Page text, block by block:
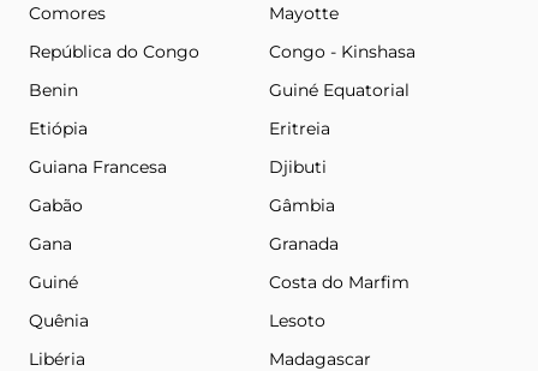
Comores
Mayotte
República do Congo
Congo - Kinshasa
Benin
Guiné Equatorial
Etiópia
Eritreia
Guiana Francesa
Djibuti
Gabão
Gâmbia
Gana
Granada
Guiné
Costa do Marfim
Quênia
Lesoto
Libéria
Madagascar